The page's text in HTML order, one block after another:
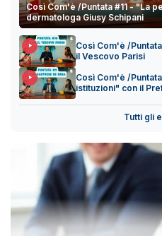
Così Com'è /Puntata #11 - "La
dermatologa Giusy Schipani
Così Com'è /
il Vescovo Parisi
Così Com'è /
istituzioni" con il
Tutti gli